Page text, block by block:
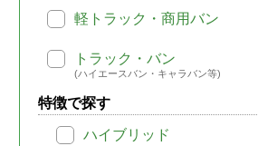
軽トラック・商用バン
トラック・バン
(ハイエースバン・キャラバン等)
特徴で探す
ハイブリッド